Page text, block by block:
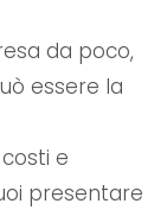
da poco,
essere la
e
presentare